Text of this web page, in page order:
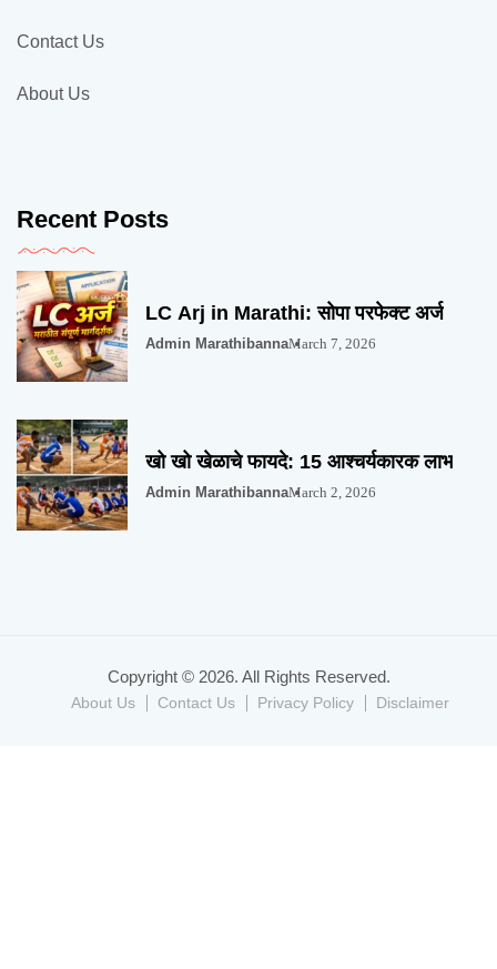
Contact Us
About Us
Recent Posts
LC Arj in Marathi: सोपा परफेक्ट अर्ज
Admin MarathibannaMarch 7, 2026
खो खो खेळाचे फायदे: 15 आश्चर्यकारक लाभ
Admin MarathibannaMarch 2, 2026
Copyright © 2026. All Rights Reserved.
About Us Contact Us Privacy Policy Disclaimer